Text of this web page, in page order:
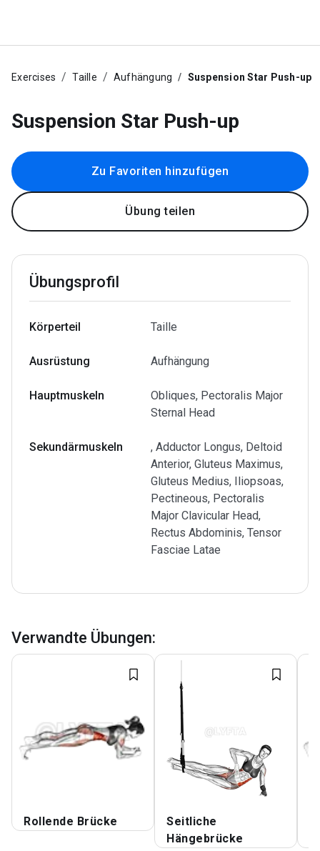
Exercises Taille Aufhängung Suspension Star Push-up
Suspension Star Push-up
Zu Favoriten hinzufügen
Übung teilen
Übungsprofil
Körperteil Taille
Ausrüstung Aufhängung
Hauptmuskeln
Obliques, Pectoralis Major
Sternal Head
Sekundärmuskeln
, Adductor Longus, Deltoid
Anterior, Gluteus Maximus,
Gluteus Medius, Iliopsoas,
Pectineous, Pectoralis
Major Clavicular Head,
Rectus Abdominis, Tensor
Fasciae Latae
Verwandte Übungen:
Rollende Brücke
Seitliche
Hängebrücke